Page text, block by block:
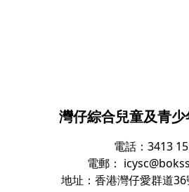
灣仔綜合兒童及青
電話：3413
電郵：
地址：香港灣仔愛群道